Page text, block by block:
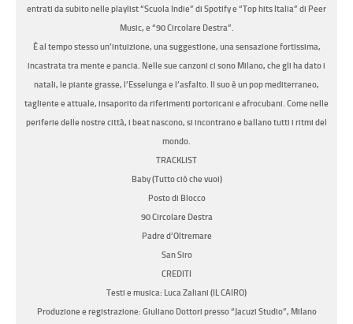
entrati da subito nelle playlist “Scuola Indie” di Spotify e “Top hits Italia” di Peer
Music, e “90 Circolare Destra”.
È al tempo stesso un’intuizione, una suggestione, una sensazione fortissima,
incastrata tra mente e pancia. Nelle sue canzoni ci sono Milano, che gli ha dato i
natali, le piante grasse, l’Esselunga e l’asfalto. Il suo è un pop mediterraneo,
tagliente e attuale, insaporito da riferimenti portoricani e afrocubani. Come nelle
periferie delle nostre città, i beat nascono, si incontrano e ballano tutti i ritmi del
mondo.
TRACKLIST
Baby (Tutto ciò che vuoi)
Posto di Blocco
90 Circolare Destra
Padre d’Oltremare
San Siro
CREDITI
Testi e musica: Luca Zaliani (IL CAIRO)
Produzione e registrazione: Giuliano Dottori presso “Jacuzi Studio”, Milano